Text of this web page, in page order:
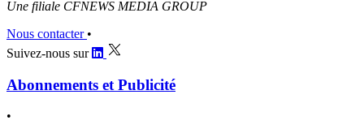
Une filiale CFNEWS MEDIA GROUP
Nous contacter •
Suivez-nous sur
Abonnements et Publicité
•